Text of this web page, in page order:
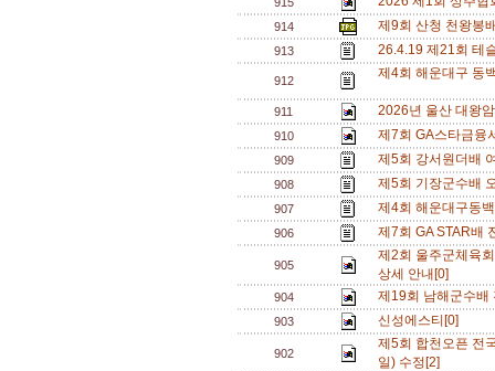
914 제9회 산청 천왕봉
913 26.4.19 제21회 테
912 제4회 해운대구 동
911 2026년 울산 대왕
910 제7회 GA스타금융
909 제5회 강서원더배
908 제5회 기장군수배
907 제4회 해운대구동
906 제7회 GA STAR배
905
제2회 울주군체육
상세 안내[0]
904 제19회 남해군수
903 신성에스티[0]
902
제5회 합천오픈 전
일) 수정[2]